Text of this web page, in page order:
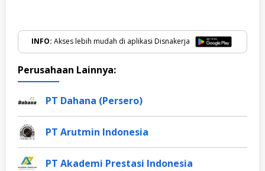
INFO: Akses lebih mudah di aplikasi Disnakerja
Perusahaan Lainnya:
PT Dahana (Persero)
PT Arutmin Indonesia
PT Akademi Prestasi Indonesia